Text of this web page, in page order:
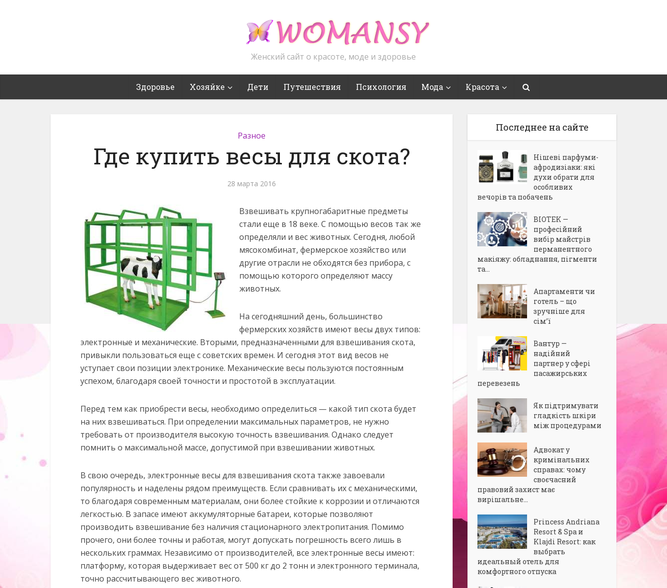
Женский сайт о красоте, моде и здоровье
Здоровье Хозяйке Дети Путешествия Психология Мода Красота
Разное
Где купить весы для скота?
28 марта 2016
Взвешивать крупногабаритные предметы
стали еще в 18 веке. С помощью весов так же
определяли и вес животных. Сегодня, любой
мясокомбинат, фермерское хозяйство или
другие отрасли не обходятся без прибора, с
помощью которого определяют массу
животных.
На сегодняшний день, большинство
фермерских хозяйств имеют весы двух типов:
электронные и механические. Вторыми, предназначенными для взвешивания скота,
привыкли пользоваться еще с советских времен. И сегодня этот вид весов не
уступает свои позиции электронике. Механические весы пользуются постоянным
успехом, благодаря своей точности и простотой в эксплуатации.
Перед тем как приобрести весы, необходимо определиться — какой тип скота будет
на них взвешиваться. При определении максимальных параметров, не нужно
требовать от производителя высокую точность взвешивания. Однако следует
помнить о максимальной массе, допустимой при взвешивании животных.
В свою очередь, электронные весы для взвешивания скота также завоевали
популярность и наделены рядом преимуществ. Если сравнивать их с механическими,
то благодаря современным материалам, они более стойкие к коррозии и отличаются
легкостью. В запасе имеют аккумуляторные батареи, которые позволяют
производить взвешивание без наличия стационарного электропитания. Помимо
прочего, они более точны и работая, могут допускать погрешность всего лишь в
нескольких граммах. Независимо от производителей, все электронные весы имеют:
платформу, которая выдерживает вес от 500 кг до 2 тонн и электронного терминала,
точно рассчитывающего вес животного.
Последнее на сайте
Нішеві парфуми-
афродизіаки: які
духи обрати для
особливих
вечорів та побачень
BIOTEK —
професійний
вибір майстрів
перманентного
макіяжу: обладнання, пігменти
та...
Апартаменти чи
готель – що
зручніше для
сім’ї
Вантур —
надійний
партнер у сфері
пасажирських
перевезень
Як підтримувати
гладкість шкіри
між процедурами
Адвокат у
кримінальних
справах: чому
своєчасний
правовий захист має
вирішальне...
Princess Andriana
Resort & Spa и
Klajdi Resort: как
выбрать
идеальный отель для
комфортного отпуска